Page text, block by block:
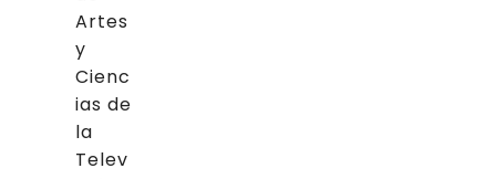
Artes
y
Cienc
ias de
la
Telev